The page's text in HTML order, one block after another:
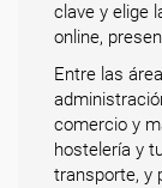
clave y elige
online,
Entre las
comercio y
hostelería y
transporte, y